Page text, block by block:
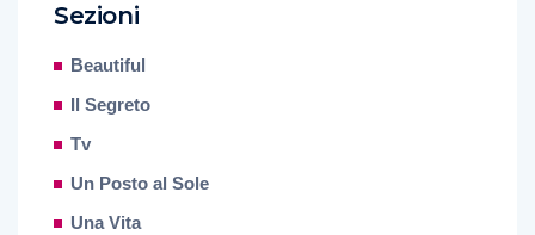
Sezioni
Beautiful
Il Segreto
Tv
Un Posto al Sole
Una Vita